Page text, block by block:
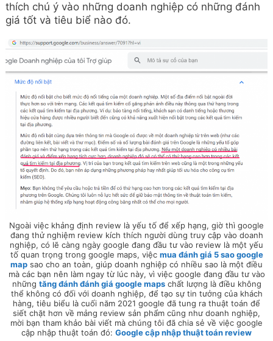
thích chú ý vào những doanh nghiệp có những đánh
giá tốt và tiêu biể nào đó.
Ngoài việc khảng định review là yếu tố để xếp hạng, giờ thì google
đang thử nghiệm review kích thích người dùng truy cập vào doanh
nghiệp, có lẽ càng ngày google đang đầu tư vào review là một yếu
tố quan trọng trong google maps, việc mua đánh giá 5 sao google
map sao cho an toàn, giúp doanh nghiệp có nhiều sao là một điều
mà các bạn nên làm ngay từ lúc này, vì việc google đang đầu tư vào
những tăng đánh đánh giá google mapschất lượng là điều không
thể không có đối với doanh nghiệp, để tạo sự tin tưởng của khách
hàng, tiêu biểu là cuối năm 2021 google đã tung ra thuật toán để
siết chặt hơn về mảng review sản phẩm cũng như doanh nghiệp,
mời bạn tham khảo bài viết mà chúng tôi đã chia sẻ về việc google
cập nhập thuật toán đó: Google cập nhập thuật toán review